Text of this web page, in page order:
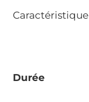
Caractéristique
Durée